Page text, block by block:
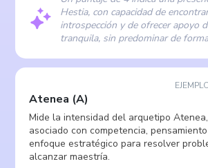
Hestia, con capacidad de
introspección y de ofrecer apoyo
tranquila, sin predominar de
Atenea (A)
Mide la intensidad del arquetipo Atenea,
asociado con competencia,
enfoque estratégico para resolver
alcanzar maestría.